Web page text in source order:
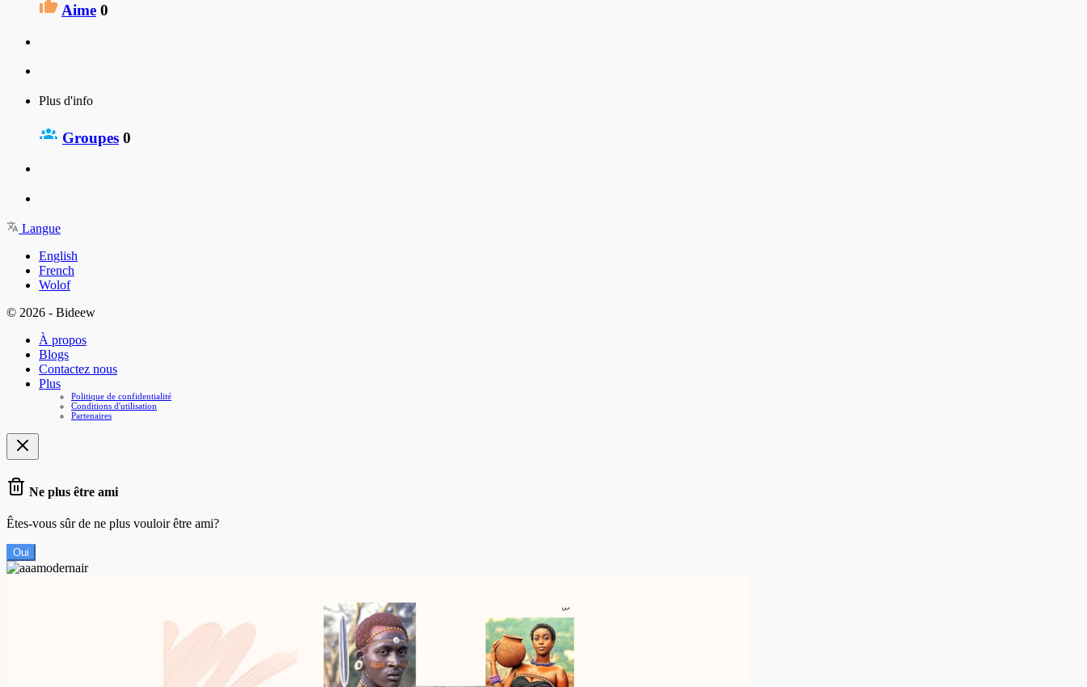
Aime 0
Plus d'info
Groupes 0
Langue
English
French
Wolof
© 2026 - Bideew
À propos
Blogs
Contactez nous
Plus
Politique de confidentialité
Conditions d'utilisation
Partenaires
Ne plus être ami
Êtes-vous sûr de ne plus vouloir être ami?
Oui